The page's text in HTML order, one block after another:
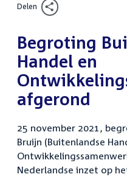
Delen
Begroting
Handel en
afgerond
25 november 2021,
Bruijn (Buitenlandse
Nederlandse inzet op